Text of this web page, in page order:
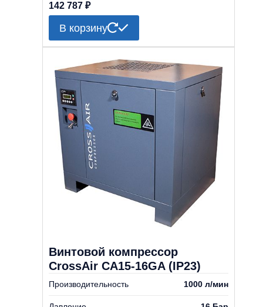
142 787 ₽
В корзину
Винтовой компрессор
CrossAir CA15-16GA (IP23)
Производительность 1000 л/мин